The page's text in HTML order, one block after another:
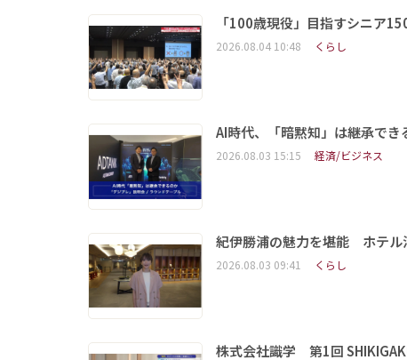
「100歳現役」目指すシニア
2026.08.04 10:48 くらし
AI時代、「暗黙知」は継承で
2026.08.03 15:15 経済/ビジネス
紀伊勝浦の魅力を堪能 ホテル
2026.08.03 09:41 くらし
株式会社識学 第1回